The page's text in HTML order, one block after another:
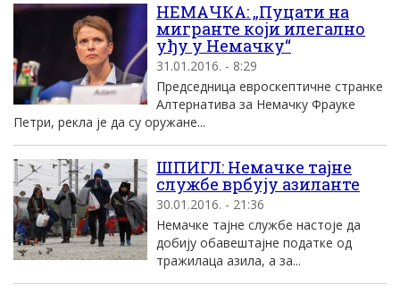
НЕМАЧКА: „Пуцати на
мигранте који илегално
уђу у Немачку“
31.01.2016. - 8:29
Председница евроскептичне странке
Алтернатива за Немачку Фрауке
Петри, рекла је да су оружане...
ШПИГЛ: Немачке таjне
службе врбуjу азиланте
30.01.2016. - 21:36
Немачке таjне службе настоjе да
добиjу обавештаjне податке од
тражилаца азила, а за...